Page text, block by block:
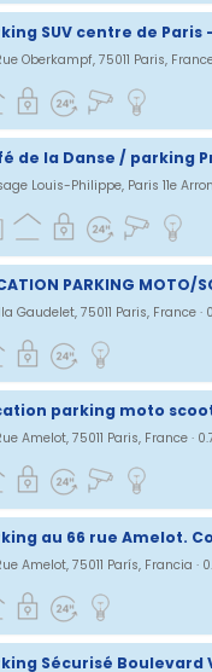
Oberkampf, 75011 Paris,
de la Danse / parking
Gaudelet, 75011 Paris, France ·
Amelot, 75011 Paris, France ·
Amelot, 75011 París, Francia ·